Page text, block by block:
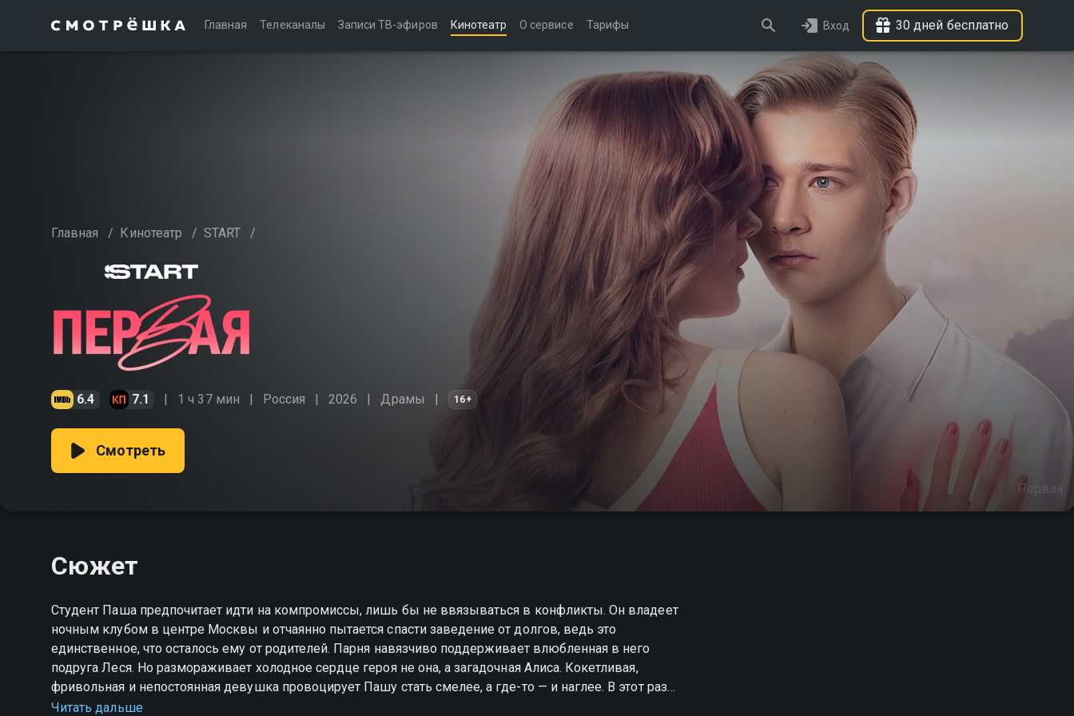
Главная Телеканалы Записи ТВ-эфиров Кинотеатр О сервисе Тарифы Вход 30 дней бесплатно
Главная / Кинотеатр / START /
6.4 7.1 1 ч 37 мин Россия 2026 Драмы 16+
Первая
Смотреть
Сюжет
Студент Паша предпочитает идти на компромиссы, лишь бы не ввязываться в конфликты. Он владеет
ночным клубом в центре Москвы и отчаянно пытается спасти заведение от долгов, ведь это
единственное, что осталось ему от родителей. Парня навязчиво поддерживает влюбленная в него
подруга Леся. Но размораживает холодное сердце героя не она, а загадочная Алиса. Кокетливая,
фривольная и непостоянная девушка провоцирует Пашу стать смелее, а где-то — и наглее. В этот раз
студент не готов уступать, даже когда узнаёт, что Алиса встречается с человеком, которому парень
Читать дальше